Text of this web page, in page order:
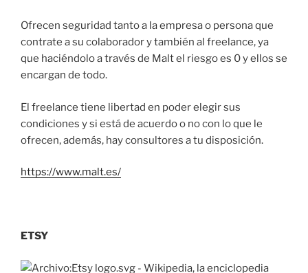
Ofrecen seguridad tanto a la empresa o persona que
contrate a su colaborador y también al freelance, ya
que haciéndolo a través de Malt el riesgo es 0 y ellos se
encargan de todo.
El freelance tiene libertad en poder elegir sus
condiciones y si está de acuerdo o no con lo que le
ofrecen, además, hay consultores a tu disposición.
https://www.malt.es/
ETSY